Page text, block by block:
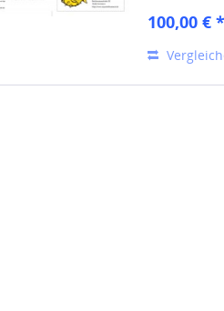
100,00 € *